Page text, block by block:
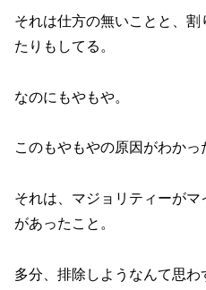
それは仕方の無いことと、
たりもしてる。
なのにもやもや。
このもやもやの原因がわかっ
それは、マジョリティーが
があったこと。
多分、排除しようなんて思